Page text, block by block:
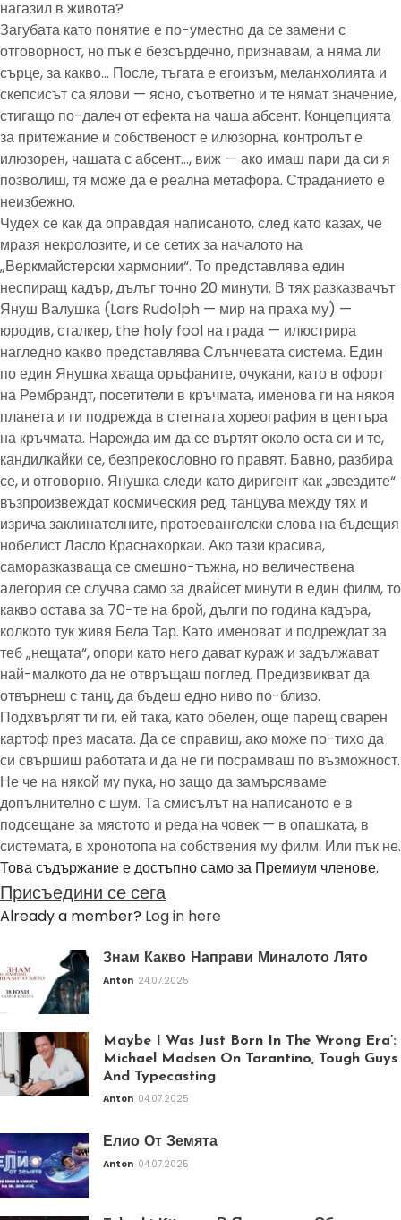
нагазил в живота?
Загубата като понятие е по-уместно да се замени с
отговорност, но пък е безсърдечно, признавам, а няма ли
сърце, за какво… После, тъгата е егоизъм, меланхолията и
скепсисът са ялови — ясно, съответно и те нямат значение,
стигащо по-далеч от ефекта на чаша абсент. Концепцията
за притежание и собственост е илюзорна, контролът е
илюзорен, чашата с абсент…, виж — ако имаш пари да си я
позволиш, тя може да е реална метафора. Страданието е
неизбежно.
Чудех се как да оправдая написаното, след като казах, че
мразя некролозите, и се сетих за началото на
„Веркмайстерски хармонии“. То представлява един
неспиращ кадър, дълъг точно 20 минути. В тях разказвачът
Януш Валушка (Lars Rudolph — мир на праха му) —
юродив, сталкер, the holy fool на града — илюстрира
нагледно какво представлява Слънчевата система. Един
по един Янушка хваща оръфаните, очукани, като в офорт
на Рембрандт, посетители в кръчмата, именова ги на някоя
планета и ги подрежда в стегната хореография в центъра
на кръчмата. Нарежда им да се въртят около оста си и те,
кандилкайки се, безпрекословно го правят. Бавно, разбира
се, и отговорно. Янушка следи като диригент как „звездите“
възпроизвеждат космическия ред, танцува между тях и
изрича заклинателните, протоевангелски слова на бъдещия
нобелист Ласло Краснахоркаи. Ако тази красива,
саморазказваща се смешно-тъжна, но величествена
алегория се случва само за двайсет минути в един филм, то
какво остава за 70-те на брой, дълги по година кадъра,
колкото тук живя Бела Тар. Като именоват и подреждат за
теб „нещата“, опори като него дават кураж и задължават
най-малкото да не отвръщаш поглед. Предизвикват да
отвърнеш с танц, да бъдеш едно ниво по-близо.
Подхвърлят ти ги, ей така, като обелен, още парещ сварен
картоф през масата. Да се справиш, ако може по-тихо да
си свършиш работата и да не ги посрамваш по възможност.
Не че на някой му пука, но защо да замърсяваме
допълнително с шум. Та смисълът на написаното е в
подсещане за мястото и реда на човек — в опашката, в
системата, в хронотопа на собствения му филм. Или пък не.
Това съдържание е достъпно само за Премиум членове.
Присъедини се сега
Already a member? Log in here
Знам Какво Направи Миналото Лято
Anton 24.07.2025
Maybe I Was Just Born In The Wrong Era’:
Michael Madsen On Tarantino, Tough Guys
And Typecasting
Anton 04.07.2025
Елио От Земята
Anton 04.07.2025